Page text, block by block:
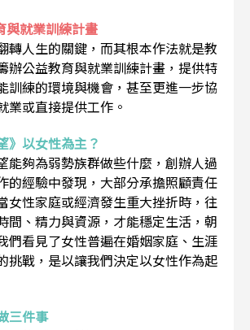
與就業訓練計畫
轉人生的關鍵，而其根本作法就是教
辦公益教育與就業訓練計畫，提供特
訓練的環境與機會，甚至更進一步協
業或直接提供工作。
》以女性為主？
能夠為弱勢族群做些什麼，創辦人過
的經驗中發現，大部分承擔照顧責任
女性家庭或經濟發生重大挫折時，往
間、精力與資源，才能穩定生活，朝
們看見了女性普遍在婚姻家庭、生涯
挑戰，是以讓我們決定以女性作為起
三件事